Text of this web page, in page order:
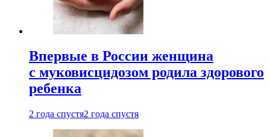
Впервые в России женщина
с муковисцидозом родила здорового
ребенка
2 года спустя2 года спустя